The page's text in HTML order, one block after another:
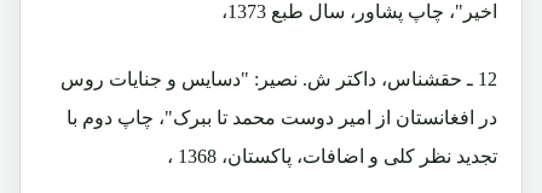
اخیر"، چاپ پشاور، سال طبع 1373،
12 ـ حقشناس، داکتر ش. نصیر: "دسایس و جنایات روس
در افغانستان از امیر دوست محمد تا ببرک"، چاپ دوم با
تجدید نظر کلی و اضافات، پاکستان، 1368 ،